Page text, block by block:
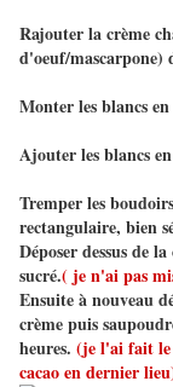
Rajouter la crème
d'oeuf/mascarpone)
Monter les blancs en
Ajouter les blancs
Tremper les
rectangulaire, bien
Déposer dessus de
sucré.( je n'ai pas
Ensuite à nouveau
crème puis
heures. (je l'ai fait le
cacao en dernier